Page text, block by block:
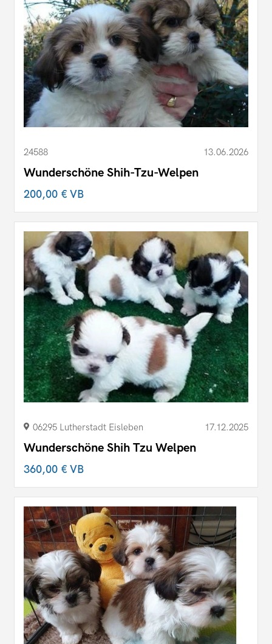
24588 13.06.2026
Wunderschöne Shih-Tzu-Welpen
200,00 €VB
06295 Lutherstadt Eisleben 17.12.2025
Wunderschöne Shih Tzu Welpen
360,00 €VB